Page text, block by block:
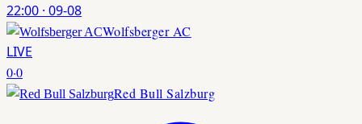
22:00 · 09-08
Wolfsberger AC
LIVE
0·0
Red Bull Salzburg